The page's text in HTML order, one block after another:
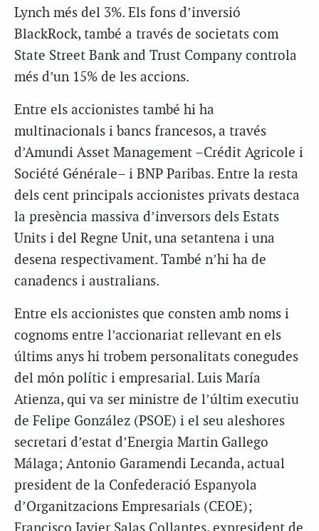
Lynch més del 3%. Els fons d’inversió
BlackRock, també a través de societats com
State Street Bank and Trust Company controla
més d’un 15% de les accions.
Entre els accionistes també hi ha
multinacionals i bancs francesos, a través
d’Amundi Asset Management –Crédit Agricole i
Société Générale– i BNP Paribas. Entre la resta
dels cent principals accionistes privats destaca
la presència massiva d’inversors dels Estats
Units i del Regne Unit, una setantena i una
desena respectivament. També n’hi ha de
canadencs i australians.
Entre els accionistes que consten amb noms i
cognoms entre l’accionariat rellevant en els
últims anys hi trobem personalitats conegudes
del món polític i empresarial. Luis María
Atienza, qui va ser ministre de l’últim executiu
de Felipe González (PSOE) i el seu aleshores
secretari d’estat d’Energia Martin Gallego
Málaga; Antonio Garamendi Lecanda, actual
president de la Confederació Espanyola
d’Organitzacions Empresarials (CEOE);